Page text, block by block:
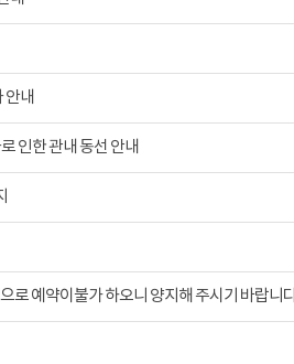
안내
인한 관내 동선 안내
로 예약이불가 하오니 양지해 주시기 바랍니